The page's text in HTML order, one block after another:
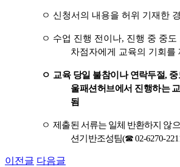
ㅇ 신청서의 내용을 허위 기재한
ㅇ 수업 진행 전이나, 진행 중 중도
차점자에게 교육의 기회를
ㅇ 교육 당일 불참이나 연락두절, 중
울패션허브에서 진행하는
됨
ㅇ제출된 서류는 일체 반환하지 않
션기반조성팀(☎02-6270-
이전글 다음글